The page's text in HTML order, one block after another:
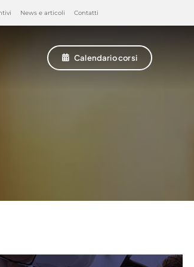
News e articoli Contatti
Calendario corsi